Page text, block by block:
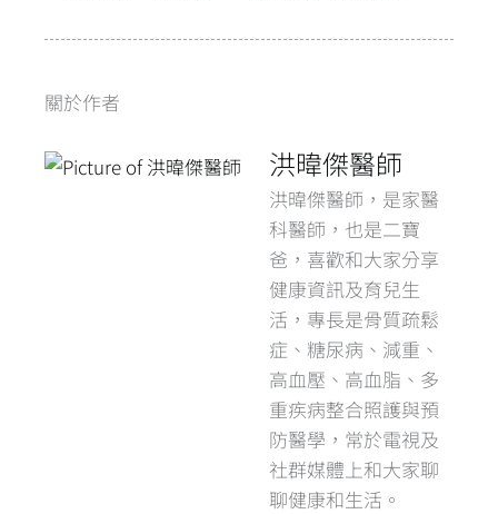
關於作者
洪暐傑醫師
洪暐傑醫師，是家醫
科醫師，也是二寶
爸，喜歡和大家分享
健康資訊及育兒生
活，專長是骨質疏鬆
症、糖尿病、減重、
高血壓、高血脂、多
重疾病整合照護與預
防醫學，常於電視及
社群媒體上和大家聊
聊健康和生活。